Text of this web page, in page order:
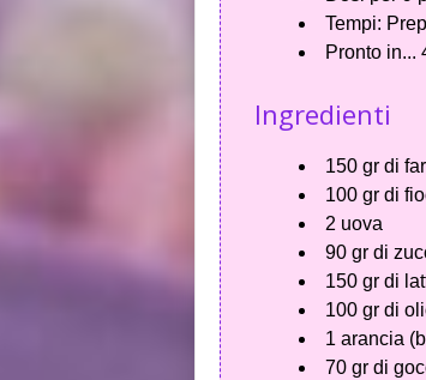
Tempi:
Pronto in...
Ingredienti
150 gr di
100 gr di
2 uova
90 gr di
150 gr di
100 gr di
1 arancia
70 gr di